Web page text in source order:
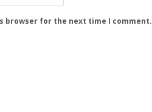
browser for the next time I comment.